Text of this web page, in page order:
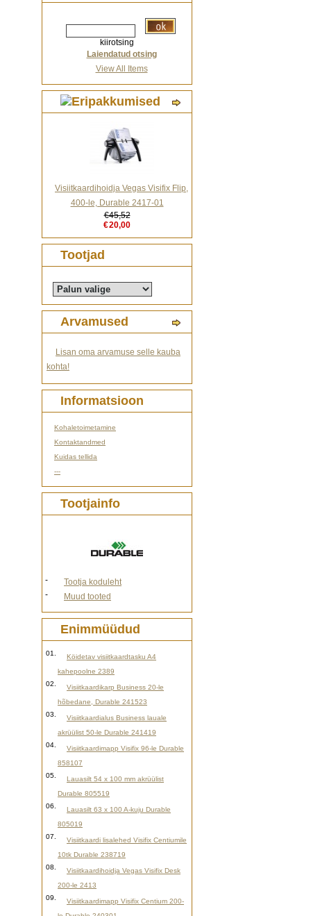
kiirotsing
Laiendatud otsing
View All Items
Visiitkaardihoidja Vegas Visifix Flip,
400-le, Durable 2417-01
€45,52
€20,00
Tootjad
Arvamused
Lisan oma arvamuse selle kauba
kohta!
Informatsioon
Kohaletoimetamine
Kontaktandmed
Kuidas tellida
---
Tootjainfo
-
Tootja koduleht
-
Muud tooted
Enimmüüdud
01.
Köidetav visiitkaardtasku A4
kahepoolne 2389
02.
Visiitkaardikarp Business 20-le
hõbedane, Durable 241523
03.
Visiitkaardialus Business lauale
akrüülist 50-le Durable 241419
04.
Visiitkaardimapp Visifix 96-le Durable
858107
05.
Lauasilt 54 x 100 mm akrüülist
Durable 805519
06.
Lauasilt 63 x 100 A-kuju Durable
805019
07.
Visiitkaardi lisalehed Visifix Centiumile
10tk Durable 238719
08.
Visiitkaardihoidja Vegas Visifix Desk
200-le 2413
09.
Visiitkaardimapp Visifix Centium 200-